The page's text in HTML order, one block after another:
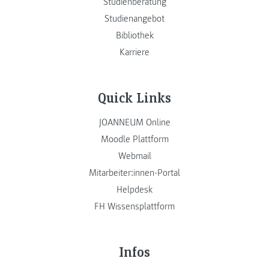
Studienangebot
Bibliothek
Karriere
Quick Links
JOANNEUM Online
Moodle Plattform
Webmail
Mitarbeiter:innen-Portal
Helpdesk
FH Wissensplattform
Infos